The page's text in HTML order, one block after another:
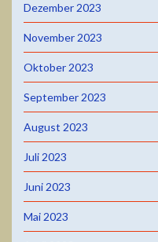
Dezember 2023
November 2023
Oktober 2023
September 2023
August 2023
Juli 2023
Juni 2023
Mai 2023